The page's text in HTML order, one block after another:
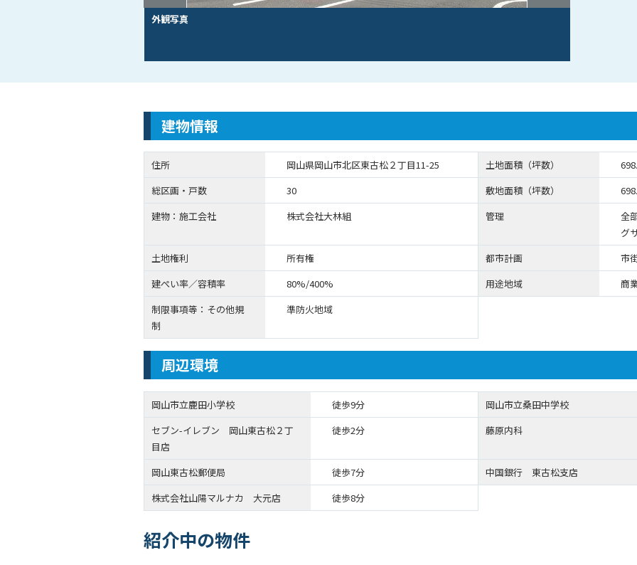
外観写真
建物情報
住所 岡山県岡山市北区東古松２丁目11-25 土地面積（坪数）
総区画・戸数
30 敷地面積（坪数）
建物：施工会社
株式会社大林組 管理
全
グ
土地権利
所有権 都市計画
市
建ぺい率／容積率
80%/400% 用途地域
商
制限事項等：その他規
制
準防火地域
周辺環境
岡山市立鹿田小学校 徒歩9分
岡山市立桑田中学校
セブン-イレブン 岡山東古松２丁
目店
徒歩2分 藤原内科
岡山東古松郵便局 徒歩7分
中国銀行 東古松支店
株式会社山陽マルナカ 大元店
徒歩8分
紹介中の物件